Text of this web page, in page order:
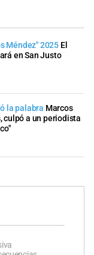
Méndez" 2025 El
en San Justo
la palabra Marcos
culpó a un periodista